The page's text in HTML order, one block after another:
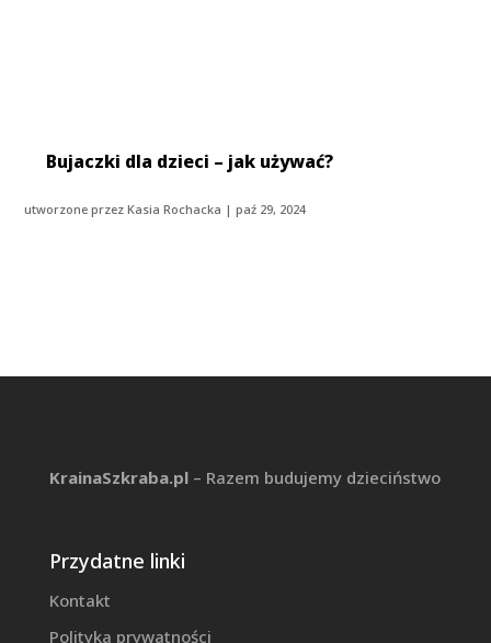
Bujaczki dla dzieci – jak używać?
utworzone przezKasia Rochacka |paź 29, 2024
KrainaSzkraba.pl– Razem budujemy dzieciństwo
Przydatne linki
Kontakt
Polityka prywatności